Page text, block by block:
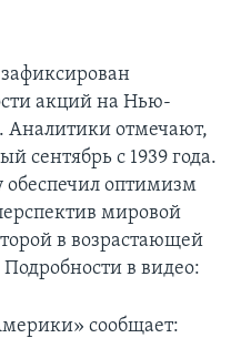
акций на Нью-
Аналитики отмечают,
сентябрь с 1939 года.
оптимизм
мировой
в возрастающей
в видео:
сообщает: